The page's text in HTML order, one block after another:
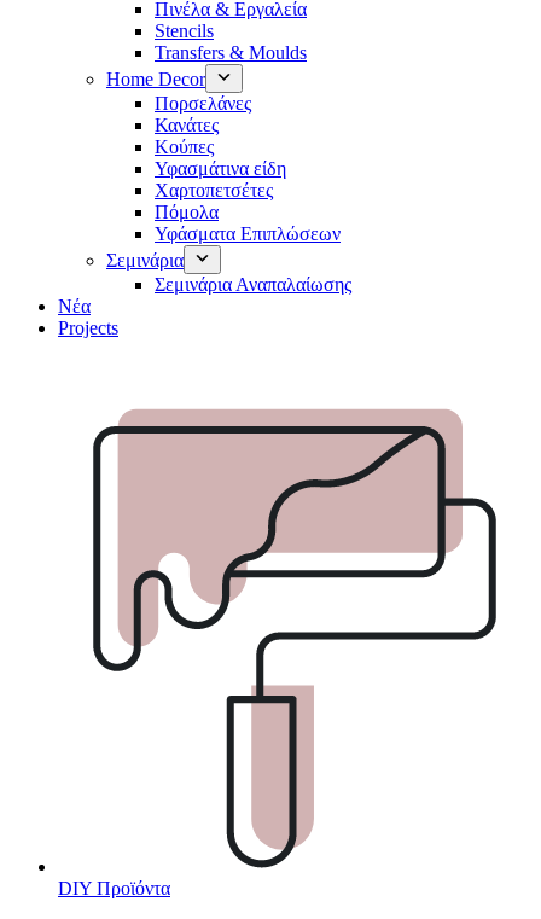
Πινέλα & Εργαλεία
Stencils
Transfers & Moulds
Home Decor
Πορσελάνες
Κανάτες
Κούπες
Υφασμάτινα είδη
Χαρτοπετσέτες
Πόμολα
Υφάσματα Επιπλώσεων
Σεμινάρια
Σεμινάρια Αναπαλαίωσης
Νέα
Projects
DIY Προϊόντα